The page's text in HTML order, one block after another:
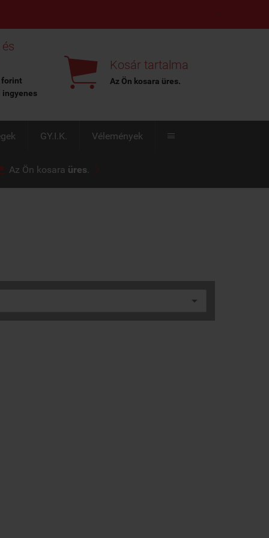
forint
 Kosár tartalma
Az Ön kosara üres.
GY.I.K. Vélemények 
Az Ön kosara üres. 